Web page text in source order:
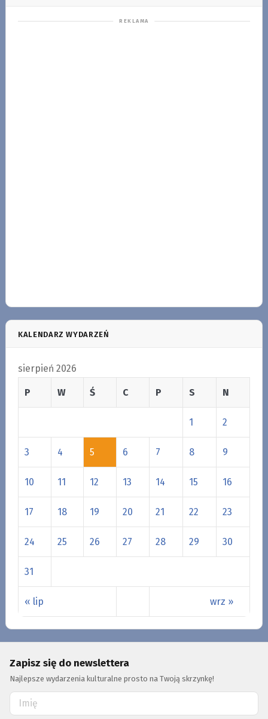
KALENDARZ WYDARZEŃ
sierpień 2026
P W Ś C P S N
« lip wrz »
1 2
3 4 5 6 7 8 9
10 11 12 13 14 15 16
17 18 19 20 21 22 23
24 25 26 27 28 29 30
31
Zapisz się do newslettera
Najlepsze wydarzenia kulturalne prosto na Twoją skrzynkę!